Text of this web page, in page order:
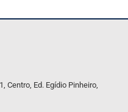
Centro, Ed. Egídio Pinheiro,